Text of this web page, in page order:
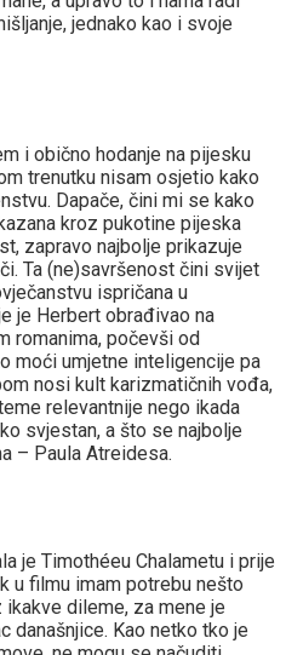
jednako kao i svoje
i obično hodanje na pijesku
trenutku nisam osjetio kako
Dapače, čini mi se kako
kroz pukotine pijeska
zapravo najbolje prikazuje
Ta (ne)savršenost čini svijet
ispričana u
je Herbert obrađivao na
romanima, počevši od
moći umjetne inteligencije pa
nosi kult karizmatičnih vođa,
relevantnije nego ikada
svjestan, a što se najbolje
– Paula Atreidesa.
je Timothéeu Chalametu i prije
u filmu imam potrebu nešto
dileme, za mene je
današnjice. Kao netko tko je